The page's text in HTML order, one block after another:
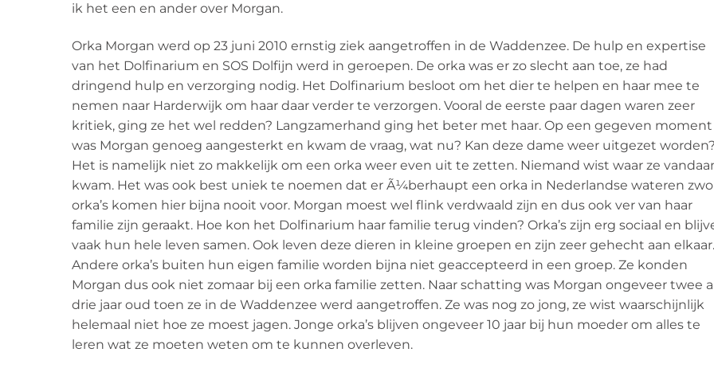
ik het een en ander over Morgan.
Orka Morgan werd op 23 juni 2010 ernstig ziek aangetroffen in de Waddenzee. De hulp en expertise
van het Dolfinarium en SOS Dolfijn werd in geroepen. De orka was er zo slecht aan toe, ze had
dringend hulp en verzorging nodig. Het Dolfinarium besloot om het dier te helpen en haar mee te
nemen naar Harderwijk om haar daar verder te verzorgen. Vooral de eerste paar dagen waren zeer
kritiek, ging ze het wel redden? Langzamerhand ging het beter met haar. Op een gegeven moment
was Morgan genoeg aangesterkt en kwam de vraag, wat nu? Kan deze dame weer uitgezet worden?
Het is namelijk niet zo makkelijk om een orka weer even uit te zetten. Niemand wist waar ze
kwam. Het was ook best uniek te noemen dat er Ã¼berhaupt een orka in Nederlandse wateren
orka’s komen hier bijna nooit voor. Morgan moest wel flink verdwaald zijn en dus ook ver van haar
familie zijn geraakt. Hoe kon het Dolfinarium haar familie terug vinden? Orka’s zijn erg sociaal en
vaak hun hele leven samen. Ook leven deze dieren in kleine groepen en zijn zeer gehecht aan elkaar.
Andere orka’s buiten hun eigen familie worden bijna niet geaccepteerd in een groep. Ze konden
Morgan dus ook niet zomaar bij een orka familie zetten. Naar schatting was Morgan ongeveer twee a
drie jaar oud toen ze in de Waddenzee werd aangetroffen. Ze was nog zo jong, ze wist waarschijnlijk
helemaal niet hoe ze moest jagen. Jonge orka’s blijven ongeveer 10 jaar bij hun moeder om alles te
leren wat ze moeten weten om te kunnen overleven.